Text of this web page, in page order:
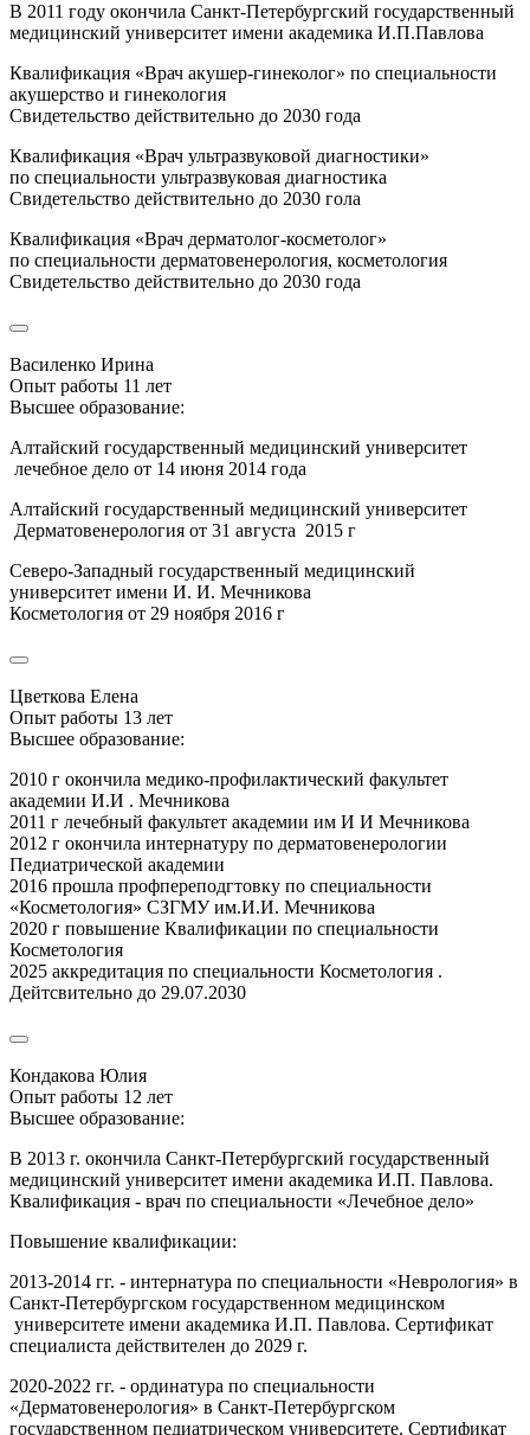
В 2011 году окончила Санкт-Петербургский государственный
медицинский университет имени академика И.П.Павлова
Квалификация «Врач акушер-гинеколог» по специальности
акушерство и гинекология
Свидетельство действительно до 2030 года
Квалификация «Врач ультразвуковой диагностики»
по специальности ультразвуковая диагностика
Свидетельство действительно до 2030 гола
Квалификация «Врач дерматолог-косметолог»
по специальности дерматовенерология, косметология
Свидетельство действительно до 2030 года
Василенко Ирина
Опыт работы 11 лет
Высшее образование:
Алтайский государственный медицинский университет
лечебное дело от 14 июня 2014 года
Алтайский государственный медицинский университет
Дерматовенерология от 31 августа 2015 г
Северо-Западный государственный медицинский
университет имени И. И. Мечникова
Косметология от 29 ноября 2016 г
Цветкова Елена
Опыт работы 13 лет
Высшее образование:
2010 г окончила медико-профилактический факультет
академии И.И . Мечникова
2011 г лечебный факультет академии им И И Мечникова
2012 г окончила интернатуру по дерматовенерологии
Педиатрической академии
2016 прошла профпереподгтовку по специальности
«Косметология» СЗГМУ им.И.И. Мечникова
2020 г повышение Квалификации по специальности
Косметология
2025 аккредитация по специальности Косметология .
Дейтсвительно до 29.07.2030
Кондакова Юлия
Опыт работы 12 лет
Высшее образование:
В 2013 г. окончила Санкт-Петербургский государственный
медицинский университет имени академика И.П. Павлова.
Квалификация - врач по специальности «Лечебное дело»
Повышение квалификации:
2013-2014 гг. - интернатура по специальности «Неврология» в
Санкт-Петербургском государственном медицинском
университете имени академика И.П. Павлова. Сертификат
специалиста действителен до 2029 г.
2020-2022 гг. - ординатура по специальности
«Дерматовенерология» в Санкт-Петербургском
государственном педиатрическом университете. Сертификат